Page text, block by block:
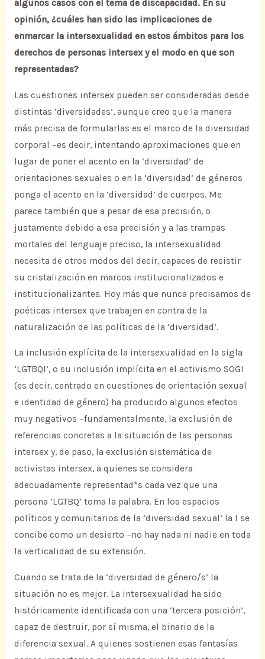
algunos casos con el tema de discapacidad. En su
opinión, ¿cuáles han sido las implicaciones de
enmarcar la intersexualidad en estos ámbitos para los
derechos de personas intersex y el modo en que son
representadas?
Las cuestiones intersex pueden ser consideradas desde
distintas ‘diversidades’, aunque creo que la manera
más precisa de formularlas es el marco de la diversidad
corporal –es decir, intentando aproximaciones que en
lugar de poner el acento en la ‘diversidad’ de
orientaciones sexuales o en la ‘diversidad’ de géneros
ponga el acento en la ‘diversidad’ de cuerpos. Me
parece también que a pesar de esa precisión, o
justamente debido a esa precisión y a las trampas
mortales del lenguaje preciso, la intersexualidad
necesita de otros modos del decir, capaces de resistir
su cristalización en marcos institucionalizados e
institucionalizantes. Hoy más que nunca precisamos de
poéticas intersex que trabajen en contra de la
naturalización de las políticas de la ‘diversidad’.
La inclusión explícita de la intersexualidad en la sigla
‘LGTBQI’, o su inclusión implícita en el activismo SOGI
(es decir, centrado en cuestiones de orientación sexual
e identidad de género) ha producido algunos efectos
muy negativos –fundamentalmente, la exclusión de
referencias concretas a la situación de las personas
intersex y, de paso, la exclusión sistemática de
activistas intersex, a quienes se considera
adecuadamente representad*s cada vez que una
persona ‘LGTBQ’ toma la palabra. En los espacios
políticos y comunitarios de la ‘diversidad sexual’ la I se
concibe como un desierto –no hay nada ni nadie en toda
la verticalidad de su extensión.
Cuando se trata de la ‘diversidad de género/s’ la
situación no es mejor. La intersexualidad ha sido
históricamente identificada con una ‘tercera posición’,
capaz de destruir, por sí misma, el binario de la
diferencia sexual. A quienes sostienen esas fantasías